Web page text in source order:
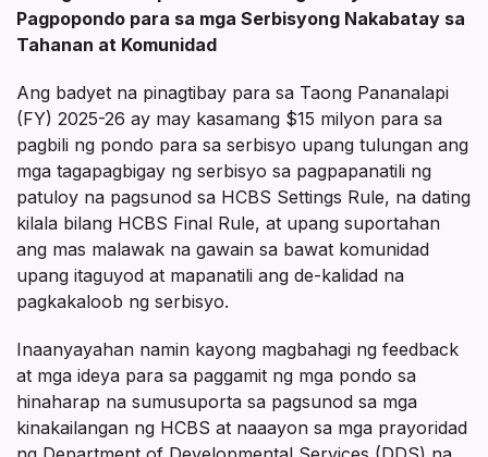
Pagpopondo para sa mga Serbisyong Nakabatay sa
Tahanan at Komunidad
Ang badyet na pinagtibay para sa Taong Pananalapi
(FY) 2025-26 ay may kasamang $15 milyon para sa
pagbili ng pondo para sa serbisyo upang tulungan ang
mga tagapagbigay ng serbisyo sa pagpapanatili ng
patuloy na pagsunod sa HCBS Settings Rule, na dating
kilala bilang HCBS Final Rule, at upang suportahan
ang mas malawak na gawain sa bawat komunidad
upang itaguyod at mapanatili ang de-kalidad na
pagkakaloob ng serbisyo.
Inaanyayahan namin kayong magbahagi ng feedback
at mga ideya para sa paggamit ng mga pondo sa
hinaharap na sumusuporta sa pagsunod sa mga
kinakailangan ng HCBS at naaayon sa mga prayoridad